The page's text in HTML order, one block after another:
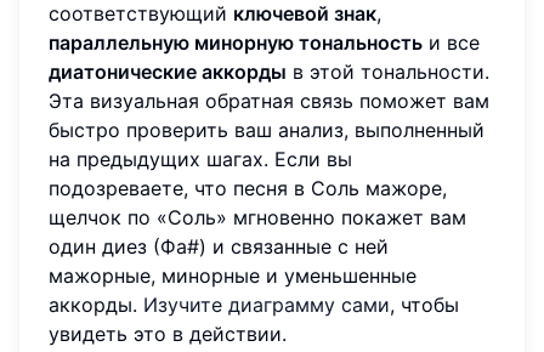
соответствующий ключевой знак,
параллельную минорную тональность и все
диатонические аккорды в этой тональности.
Эта визуальная обратная связь поможет вам
быстро проверить ваш анализ, выполненный
на предыдущих шагах. Если вы
подозреваете, что песня в Соль мажоре,
щелчок по «Соль» мгновенно покажет вам
один диез (Фа#) и связанные с ней
мажорные, минорные и уменьшенные
аккорды. Изучите диаграмму сами, чтобы
увидеть это в действии.